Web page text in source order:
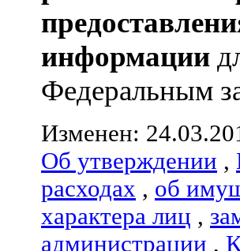
информации
Федеральным
Изменен:
Об утверждении ,
расходах , об
характера лиц ,
администрации ,